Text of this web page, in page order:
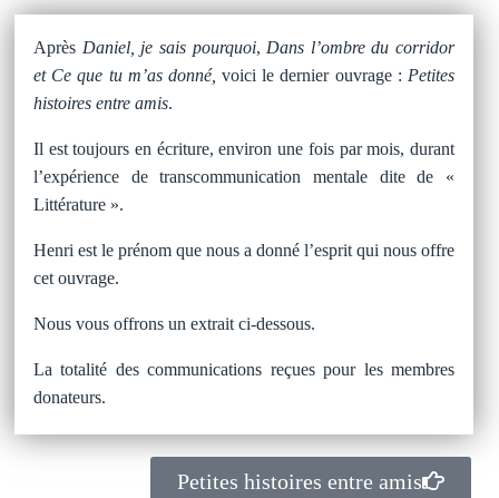
Après Daniel, je sais pourquoi, Dans l’ombre du corridor
et Ce que tu m’as donné, voici le dernier ouvrage : Petites
histoires entre amis.
Il est toujours en écriture, environ une fois par mois, durant
l’expérience de transcommunication mentale dite de «
Littérature ».
Henri est le prénom que nous a donné l’esprit qui nous offre
cet ouvrage.
Nous vous offrons un extrait ci-dessous.
La totalité des communications reçues pour les membres
donateurs.
Petites histoires entre amis